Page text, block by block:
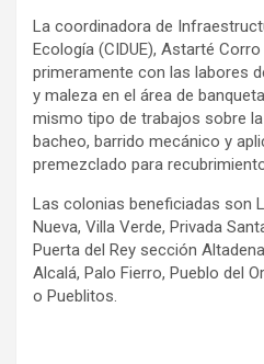
La coordinadora de
Ecología (CIDUE), Astarté
primeramente con las labores
y maleza en el área de
mismo tipo de trabajos sobre
bacheo, barrido mecánico y
premezclado para
Las colonias beneficiadas son
Nueva, Villa Verde, Privada
Puerta del Rey sección
Alcalá, Palo Fierro, Pueblo del
o Pueblitos.